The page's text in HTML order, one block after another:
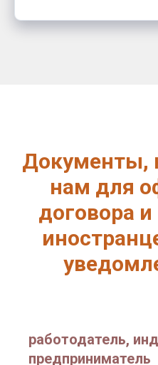
Документы,
нам для
договора
работодатель,
предприниматель